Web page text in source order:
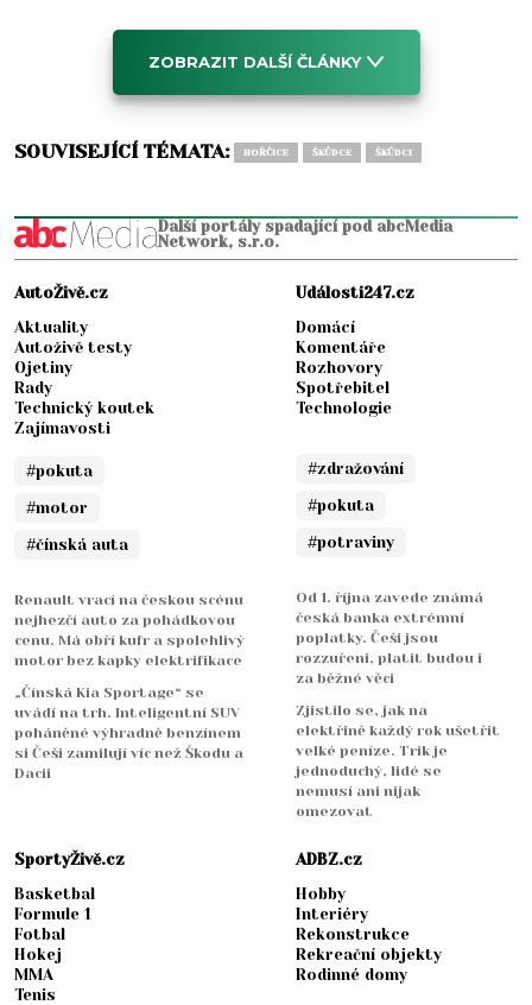
ZOBRAZIT DALŠÍ ČLÁNKY
SOUVISEJÍCÍ TÉMATA: HOŘČICE ŠKŮDCE ŠKŮDCI
Další portály spadající pod abcMedia
Network, s.r.o.
AutoŽivě.cz
Aktuality
Autoživě testy
Ojetiny
Rady
Technický koutek
Zajímavosti
#pokuta
#motor
#čínská auta
Renault vrací na českou scénu
nejhezčí auto za pohádkovou
cenu. Má obří kufr a spolehlivý
motor bez kapky elektrifikace
„Čínská Kia Sportage“ se
uvádí na trh. Inteligentní SUV
poháněné výhradně benzínem
si Češi zamilují víc než Škodu a
Dacii
Události247.cz
Domácí
Komentáře
Rozhovory
Spotřebitel
Technologie
#zdražování
#pokuta
#potraviny
Od 1. října zavede známá
česká banka extrémní
poplatky. Češi jsou
rozzuřeni, platit budou i
za běžné věci
Zjistilo se, jak na
elektřině každý rok ušetřit
velké peníze. Trik je
jednoduchý, lidé se
nemusí ani nijak
omezovat
SportyŽivě.cz
Basketbal
Formule 1
Fotbal
Hokej
MMA
Tenis
ADBZ.cz
Hobby
Interiéry
Rekonstrukce
Rekreační objekty
Rodinné domy